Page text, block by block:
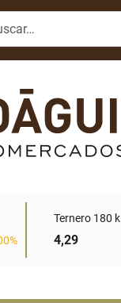
Ternero 180 k
4,29